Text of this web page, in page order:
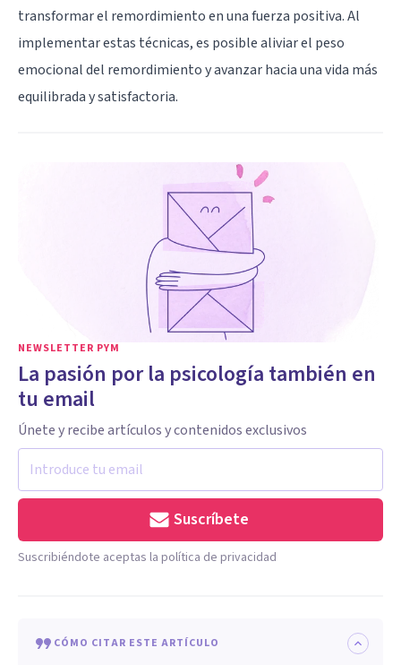
transformar el remordimiento en una fuerza positiva. Al
implementar estas técnicas, es posible aliviar el peso
emocional del remordimiento y avanzar hacia una vida más
equilibrada y satisfactoria.
NEWSLETTER PYM
La pasión por la psicología también en
tu email
Únete y recibe artículos y contenidos exclusivos
Suscríbete
Suscribiéndote aceptas la política de privacidad
CÓMO CITAR ESTE ARTÍCULO